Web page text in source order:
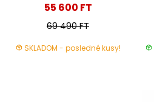
55 600 FT
69 490 FT
SKLADOM - posledné kusy!